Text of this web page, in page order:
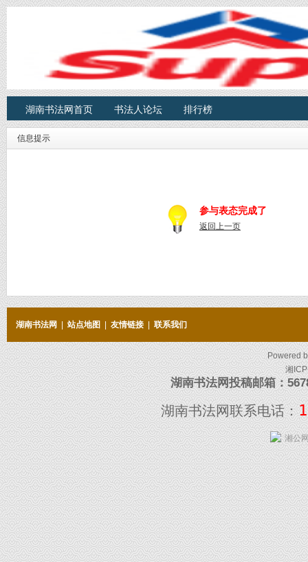
湖南书法网首页 书法人论坛 排行榜
信息提示
参与表态完成了
返回上一页
湖南书法网 站点地图 友情链接 联系我们
Powered
湘
湖南书法网投稿邮箱：
湖南书法网联系电话：
湘公